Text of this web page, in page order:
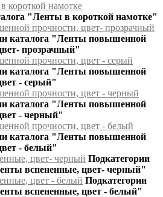
короткой намотке
"Ленты в короткой намотке"
прочности, цвет- прозрачный
каталога "Ленты повышенной
прозрачный"
прочности, цвет - серый
каталога "Ленты повышенной
- серый"
прочности, цвет - черный
каталога "Ленты повышенной
- черный"
прочности, цвет - белый
каталога "Ленты повышенной
- белый"
цвет- черный Подкатегории
вспененные, цвет- черный"
цвет - белый Подкатегории
вспененные, цвет - белый"